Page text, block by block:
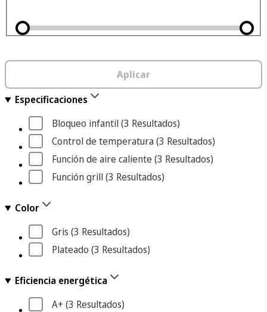
Aplicar
Especificaciones
Bloqueo infantil (3 Resultados)
Control de temperatura (3 Resultados)
Función de aire caliente (3 Resultados)
Función grill (3 Resultados)
Color
Gris (3 Resultados)
Plateado (3 Resultados)
Eficiencia energética
A+ (3 Resultados)